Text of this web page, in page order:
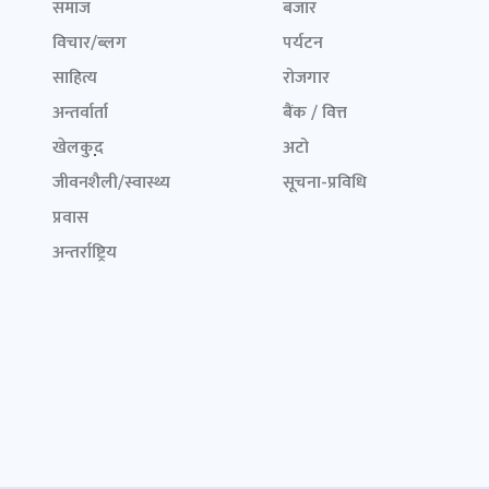
समाज
विचार/ब्लग
साहित्य
अन्तर्वार्ता
खेलकुद़़
जीवनशैली/स्वास्थ्य
प्रवास
अन्तर्राष्ट्रिय
बजार
पर्यटन
रोजगार
बैंक / वित्त
अटो
सूचना-प्रविधि